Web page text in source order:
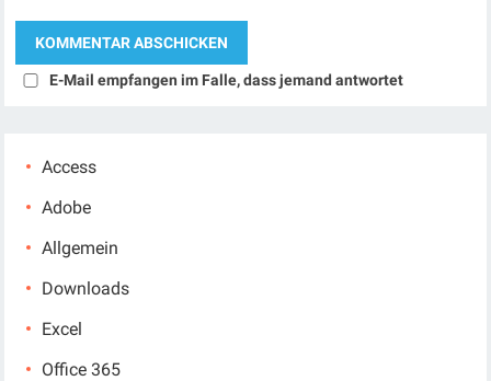
E-Mail empfangen im Falle, dass jemand antwortet
Access
Adobe
Allgemein
Downloads
Excel
Office 365